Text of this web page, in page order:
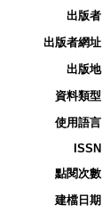
出版者
出版者網址
出版地
資料類型
使用語言
ISSN
點閱次數
建檔日期